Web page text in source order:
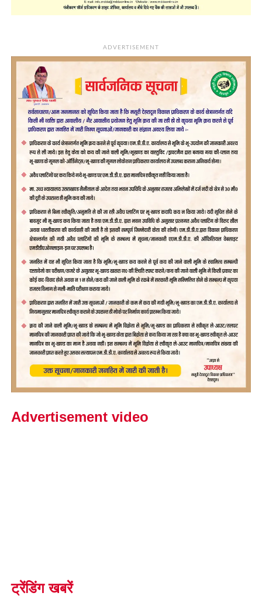
ADVERTISEMENT
Advertisement video
ट्रेंडिंग खबरें